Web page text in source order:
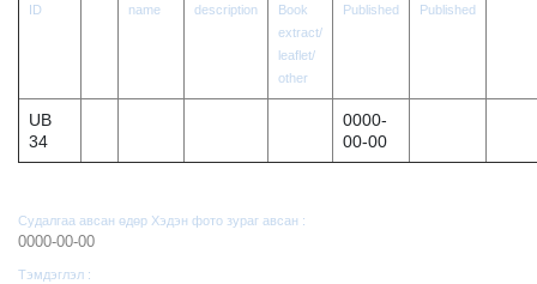
ID
name
description
Book
extract/
leaflet/
other
Published
Published
UB
34
0000-
00-00
Судалгаа авсан өдөр Хэдэн фото зураг авсан :
0000-00-00
Тэмдэглэл :